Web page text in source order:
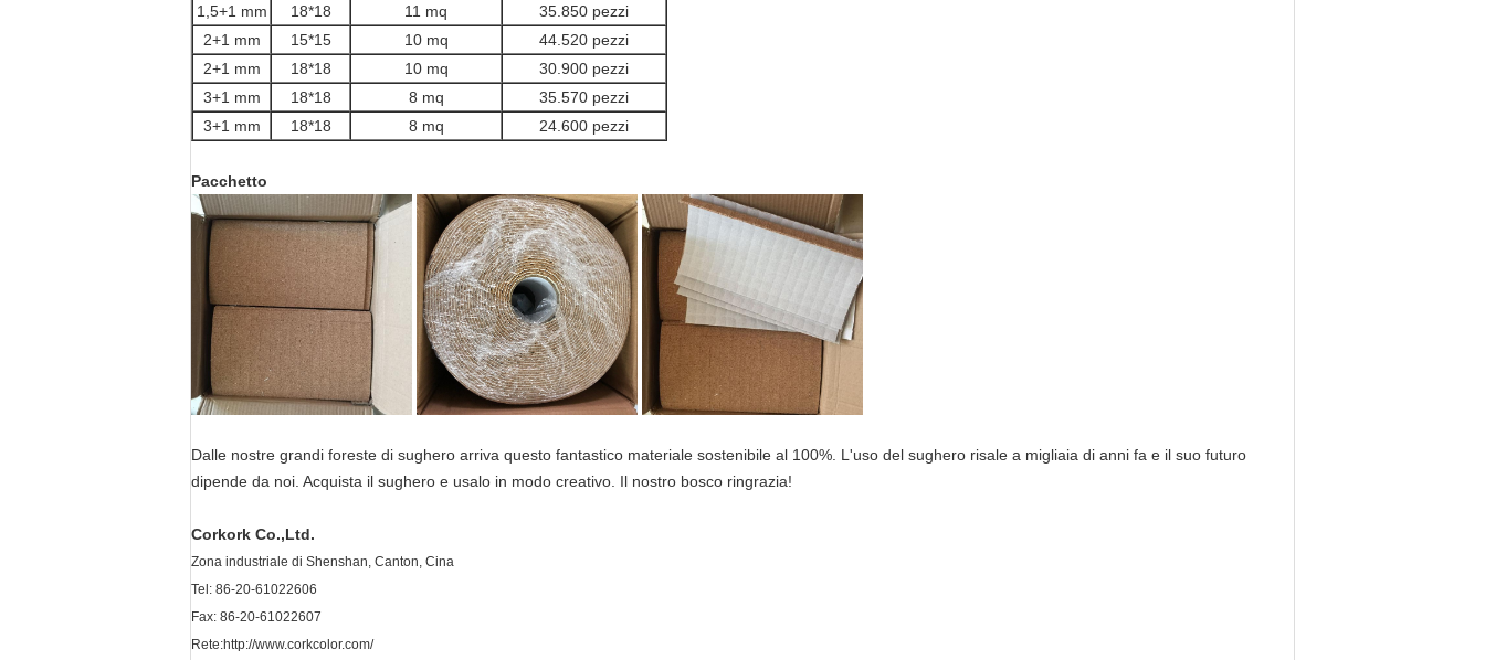
1,5+1 mm
18*18 11 mq
35.850 pezzi
2+1 mm
15*15 10 mq
44.520 pezzi
2+1 mm
18*18 10 mq
30.900 pezzi
3+1 mm
18*18 8 mq
35.570 pezzi
3+1 mm
18*18 8 mq 24.600 pezzi
Pacchetto
Dalle nostre grandi foreste di sughero arriva questo fantastico materiale sostenibile al 100%. L'uso del sughero risale a migliaia di anni fa e il suo futuro
dipende da noi. Acquista il sughero e usalo in modo creativo. Il nostro bosco ringrazia!
Corkork Co.,Ltd.
Zona industriale di Shenshan, Canton, Cina
Tel: 86-20-61022606
Fax: 86-20-61022607
Rete:http://www.corkcolor.com/